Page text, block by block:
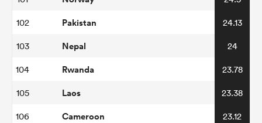
102 Pakistan 24.13
103 Nepal 24
104 Rwanda 23.78
105 Laos 23.38
106 Cameroon 23.12